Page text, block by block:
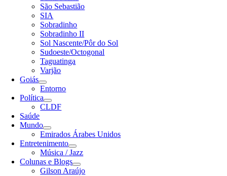
São Sebastião
SIA
Sobradinho
Sobradinho II
Sol Nascente/Pôr do Sol
Sudoeste/Octogonal
Taguatinga
Varjão
Goiás
Entorno
Política
CLDF
Saúde
Mundo
Emirados Árabes Unidos
Entretenimento
Música / Jazz
Colunas e Blogs
Gilson Araújo